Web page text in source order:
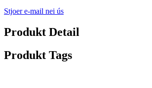
Stjoer e-mail nei ús
Produkt Detail
Produkt Tags